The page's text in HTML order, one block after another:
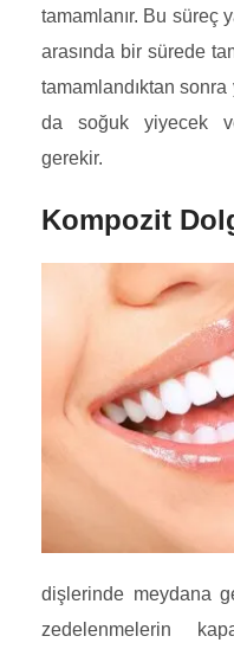
tamamlanır. Bu süreç
arasında bir sürede
tamamlandıktan sonra
da soğuk yiyecek
gerekir.
Kompozit
dişlerinde meydana
zedelenmelerin